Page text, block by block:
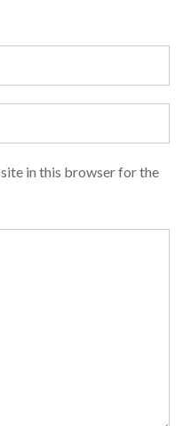
in this browser for the